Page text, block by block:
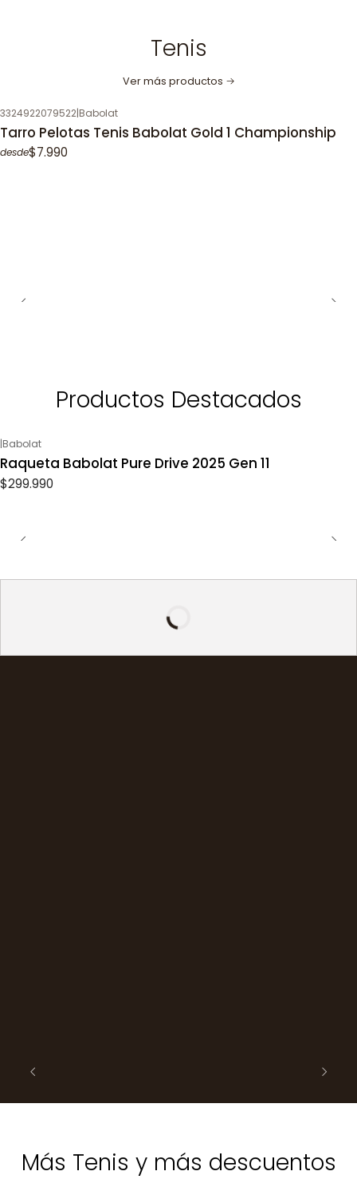
Tenis
Ver más productos
3324922079522|Babolat
Tarro Pelotas Tenis Babolat Gold 1 Championship
desde$7.990
Productos Destacados
|Babolat
Raqueta Babolat Pure Drive 2025 Gen 11
$299.990
Más Tenis y más descuentos